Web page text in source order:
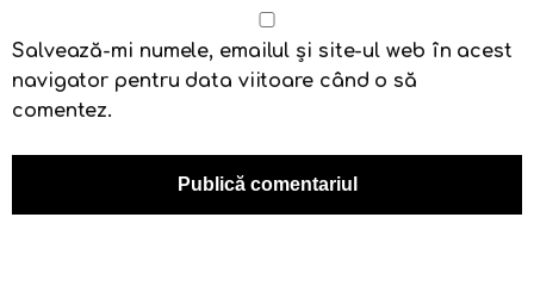
Salvează-mi numele, emailul și site-ul web în acest
navigator pentru data viitoare când o să
comentez.